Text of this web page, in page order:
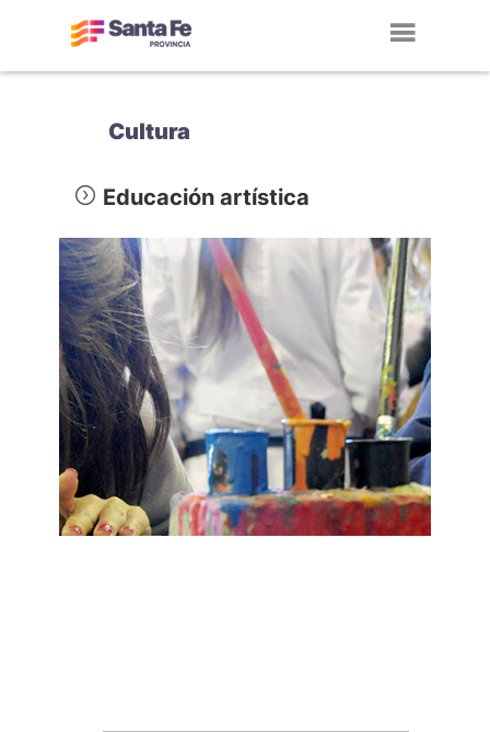
Cultura
Educación artística